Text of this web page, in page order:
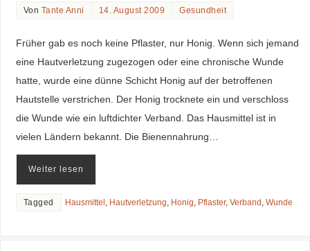
Von Tante Anni 14. August 2009 Gesundheit
Früher gab es noch keine Pflaster, nur Honig. Wenn sich jemand
eine Hautverletzung zugezogen oder eine chronische Wunde
hatte, wurde eine dünne Schicht Honig auf der betroffenen
Hautstelle verstrichen. Der Honig trocknete ein und verschloss
die Wunde wie ein luftdichter Verband. Das Hausmittel ist in
vielen Ländern bekannt. Die Bienennahrung…
Weiter lesen
Tagged Hausmittel , Hautverletzung, Honig, Pflaster, Verband , Wunde